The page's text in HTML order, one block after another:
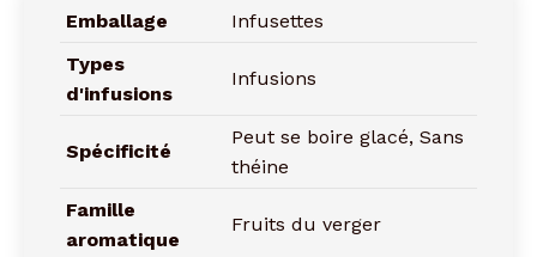
Emballage
Infusettes
Types
d'infusions
Infusions
Spécificité
Peut se boire glacé, Sans
théine
Famille
aromatique
Fruits du verger